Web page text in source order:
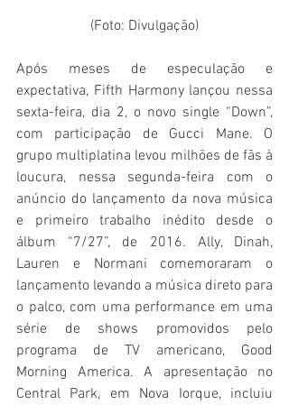
(Foto: Divulgação)
Após meses de especulação e
expectativa, Fifth Harmony lançou nessa
sexta-feira, dia 2, o novo single “Down”,
com participação de Gucci Mane. O
grupo multiplatina levou milhões de fãs à
loucura, nessa segunda-feira com o
anúncio do lançamento da nova música
e primeiro trabalho inédito desde o
álbum “7/27”, de 2016. Ally, Dinah,
Lauren e Normani comemoraram o
lançamento levando a música direto para
o palco, com uma performance em uma
série de shows promovidos pelo
programa de TV americano, Good
Morning America. A apresentação no
Central Park, em Nova Iorque, incluiu